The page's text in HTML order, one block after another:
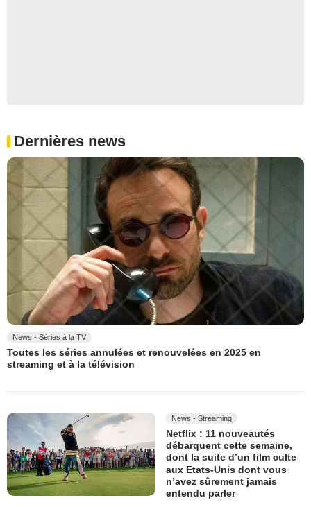
Dernières news
News - Séries à la TV
Toutes les séries annulées et renouvelées en 2025 en
streaming et à la télévision
News - Streaming
Netflix : 11 nouveautés
débarquent cette semaine,
dont la suite d’un film culte
aux Etats-Unis dont vous
n’avez sûrement jamais
entendu parler